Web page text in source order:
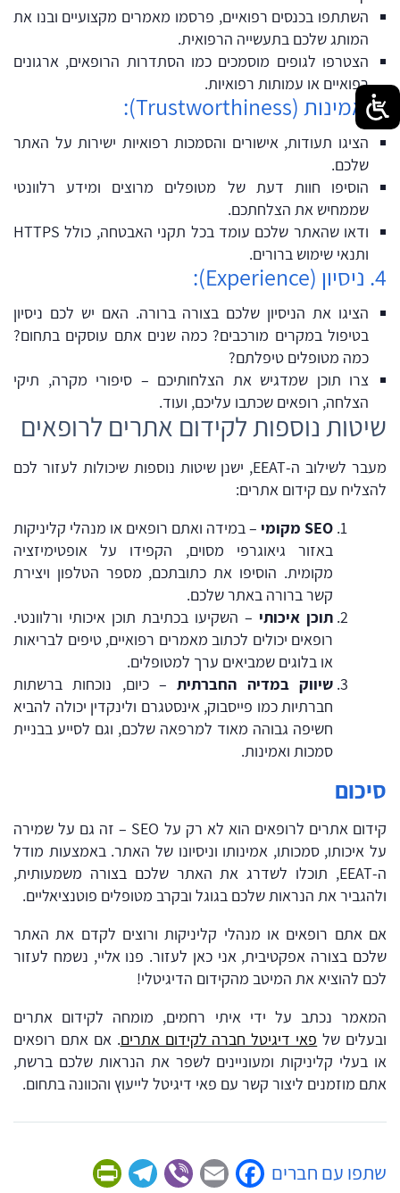
השתתפו בכנסים רפואיים, פרסמו מאמרים מקצועיים ובנו את
המותג שלכם בתעשייה הרפואית.
הצטרפו לגופים מוסמכים כמו הסתדרות הרופאים, ארגונים
רפואיים או עמותות רפואיות.
3. אמינות (Trustworthiness):
הציגו תעודות, אישורים והסמכות רפואיות ישירות על האתר
שלכם.
הוסיפו חוות דעת של מטופלים מרוצים ומידע רלוונטי
שממחיש את הצלחתכם.
ודאו שהאתר שלכם עומד בכל תקני האבטחה, כולל HTTPS
ותנאי שימוש ברורים.
4. ניסיון (Experience):
הציגו את הניסיון שלכם בצורה ברורה. האם יש לכם ניסיון
בטיפול במקרים מורכבים? כמה שנים אתם עוסקים בתחום?
כמה מטופלים טיפלתם?
צרו תוכן שמדגיש את הצלחותיכם – סיפורי מקרה, תיקי
הצלחה, רופאים שכתבו עליכם, ועוד.
שיטות נוספות לקידום אתרים לרופאים
מעבר לשילוב ה-EEAT, ישנן שיטות נוספות שיכולות לעזור לכם
להצליח עם קידום אתרים:
SEO מקומי
– במידה ואתם רופאים או מנהלי קליניקות
באזור גיאוגרפי מסוים, הקפידו על אופטימיזציה
מקומית. הוסיפו את כתובתכם, מספר הטלפון ויצירת
קשר ברורה באתר שלכם.
תוכן איכותי – השקיעו בכתיבת תוכן איכותי ורלוונטי.
רופאים יכולים לכתוב מאמרים רפואיים, טיפים לבריאות
או בלוגים שמביאים ערך למטופלים.
שיווק במדיה החברתית– כיום, נוכחות ברשתות
חברתיות כמו פייסבוק, אינסטגרם ולינקדין יכולה להביא
חשיפה גבוהה מאוד למרפאה שלכם, וגם לסייע בבניית
סמכות ואמינות.
סיכום
קידום אתרים לרופאים הוא לא רק על SEO – זה גם על שמירה
על איכותו, סמכותו, אמינותו וניסיונו של האתר. באמצעות מודל
ה-EEAT, תוכלו לשדרג את האתר שלכם בצורה משמעותית,
ולהגביר את הנראות שלכם בגוגל ובקרב מטופלים פוטנציאליים.
אם אתם רופאים או מנהלי קליניקות ורוצים לקדם את האתר
שלכם בצורה אפקטיבית, אני כאן לעזור. פנו אליי, נשמח לעזור
לכם להוציא את המיטב מהקידום הדיגיטלי!
המאמר נכתב על ידי איתי רחמים, מומחה לקידום אתרים
ובעלים של פאי דיגיטל חברה לקידום אתרים. אם אתם רופאים
או בעלי קליניקות ומעוניינים לשפר את הנראות שלכם ברשת,
אתם מוזמנים ליצור קשר עם פאי דיגיטל לייעוץ והכוונה בתחום.
שתפו עם חברים Facebook
Email
Viber
Telegram